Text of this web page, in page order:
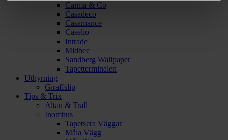
Carma & Co
Casadeco
Casamance
Caselio
Intrade
Midbec
Sandberg Wallpaper
Tapetterminalen
Uthyrning
Giraffslip
Tips & Trix
Altan & Trall
Inomhus
Tapetsera Väggar
Måla Vägg